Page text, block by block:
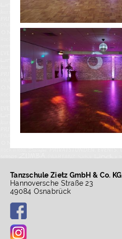
Tanzschule Zietz GmbH & Co. KG
Hannoversche Straße 23
49084 Osnabrück